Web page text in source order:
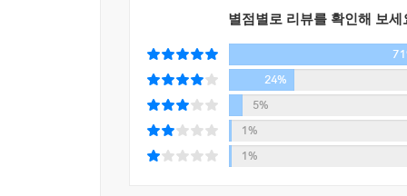
지치고 무뎌지고 얼어붙었던 온몸의 감각이 조금
나의 감정, 시간, 관계, 세계를 살피며
사랑하는 마음을 되찾는 치유의 책 읽기
『내가 원하는 것을 나도 모를 때』는 독서를 통
슬픔, 외로움, 후회, 미움 같은 다양한 감정을 느
별점별로 리뷰를 확인해 보세
24%
5%
1%
1%